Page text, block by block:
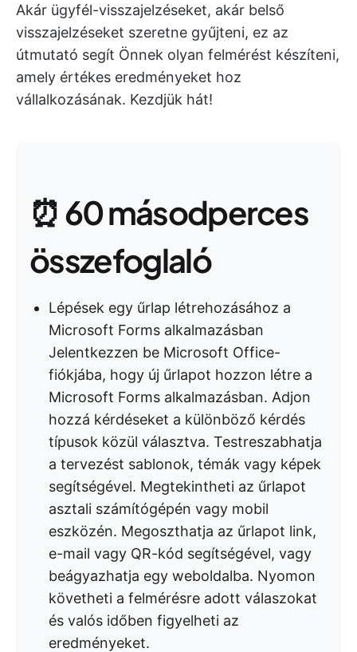
Akár ügyfél-visszajelzéseket, akár belső
visszajelzéseket szeretne gyűjteni, ez az
útmutató segít Önnek olyan felmérést készíteni,
amely értékes eredményeket hoz
vállalkozásának. Kezdjük hát!
⏰ 60 másodperces
összefoglaló
Lépések egy űrlap létrehozásához a
Microsoft Forms alkalmazásban
Jelentkezzen be Microsoft Office-
fiókjába, hogy új űrlapot hozzon létre a
Microsoft Forms alkalmazásban. Adjon
hozzá kérdéseket a különböző kérdés
típusok közül választva. Testreszabhatja
a tervezést sablonok, témák vagy képek
segítségével. Megtekintheti az űrlapot
asztali számítógépén vagy mobil
eszközén. Megoszthatja az űrlapot link,
e-mail vagy QR-kód segítségével, vagy
beágyazhatja egy weboldalba. Nyomon
követheti a felmérésre adott válaszokat
és valós időben figyelheti az
eredményeket.